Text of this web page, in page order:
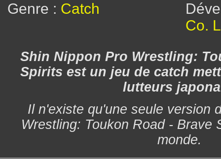
Genre : Catch
Co.
Shin Nippon Pro Wrestling:
Spirits est un jeu de catch
lutteurs
Il n'existe qu'une seule version
Wrestling: Toukon Road - Brave
monde.